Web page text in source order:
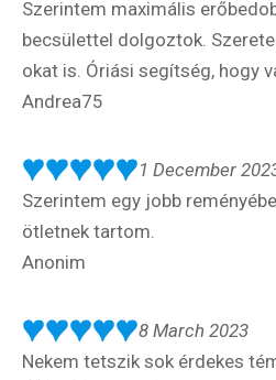
Szerintem maximális
becsülettel dolgoztok.
okat is. Óriási segítség, hogy
Andrea75
1 December
Szerintem egy jobb
ötletnek tartom.
Anonim
8 March 2023
Nekem tetszik sok érdekes